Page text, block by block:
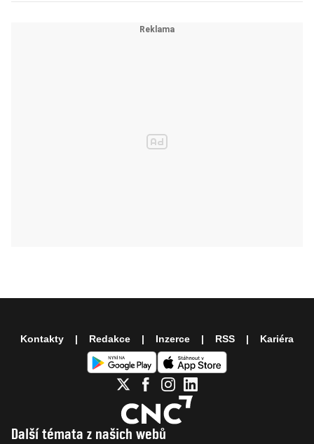
Další témata z našich webů
Kontakty Redakce Inzerce RSS Kariéra